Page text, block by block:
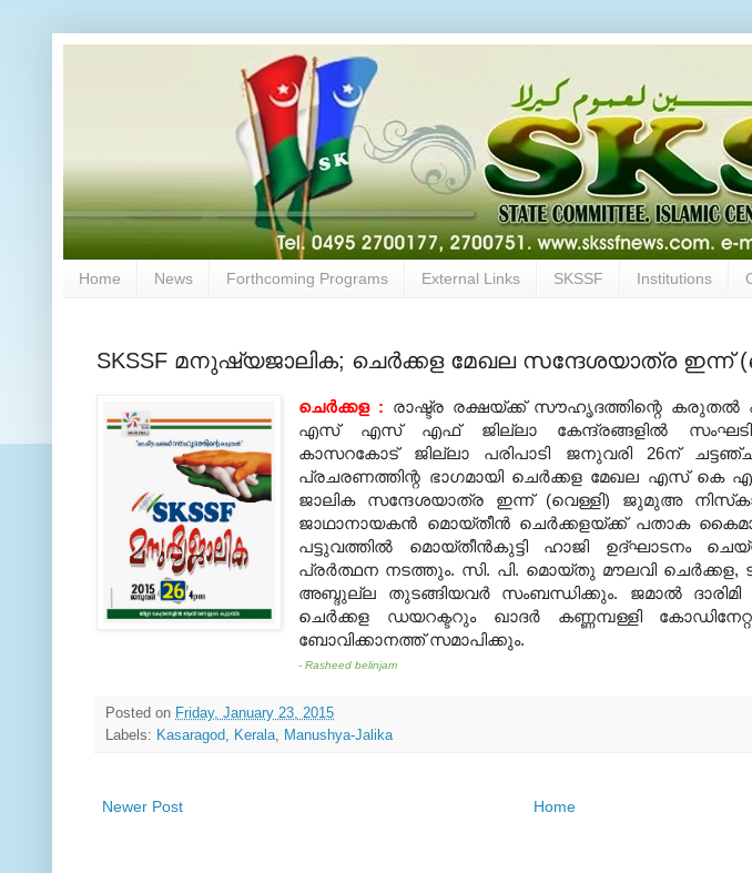
Home News Forthcoming Programs External Links SKSSF Institutions
SKSSF മനുഷ്യജാലിക; ചെര്‍ക്കള മേഖല സന്ദേശയാത്ര ഇന്ന്
ചെര്‍ക്കള : രാഷ്ട്ര രക്ഷയ്ക്ക് സൗഹൃദത്തിന്റെ
എസ് എസ് എഫ് ജില്ലാ കേന്ദ്രങ്ങളില്‍
കാസറകോട് ജില്ലാ പരിപാടി ജനുവരി 26ന്
പ്രചരണത്തിന്റ ഭാഗമായി ചെര്‍ക്കള മേഖല എസ് കെ
ജാലിക സന്ദേശയാത്ര ഇന്ന് (വെള്ളി) ജുമുഅ
ജാഥാനായകന്‍ മൊയ്തീന്‍ ചെര്‍ക്കളയ്ക്ക് പതാക
പട്ടുവത്തില്‍ മൊയ്തീന്‍കുട്ടി ഹാജി ഉദ്ഘാടനം
പ്രര്‍ത്ഥന നടത്തും. സി. പി. മൊയ്തു മൗലവി ചെര്‍ക്കള,
അബ്ദുല്ല തുടങ്ങിയവര്‍ സംബന്ധിക്കും. ജമാല്‍
ചെര്‍ക്കള ഡയറക്ടറും ഖാദര്‍ കണ്ണമ്പള്ളി
ബോവിക്കാനത്ത് സമാപിക്കും.
- Rasheed belinjam
Posted on Friday, January 23, 2015
Labels: Kasaragod Kerala Manushya-Jalika
Newer Post Home